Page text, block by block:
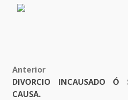
Post
navigation
Anterior
DIVORCIO INCAUSADO Ó
CAUSA.